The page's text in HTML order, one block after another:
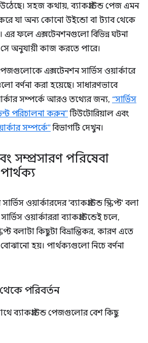
সহজ কথায়, ব্যাকগ্রাউন্ড পেজ এমন
যা অন্য কোনো উইন্ডো বা ট্যাব থেকে
এর ফলে এক্সটেনশনগুলো বিভিন্ন ঘটনা
অনুযায়ী কাজ করতে পারে।
পেজগুলোকে এক্সটেনশন সার্ভিস ওয়ার্কারে
বর্ণনা করা হয়েছে। সাধারণভাবে
সম্পর্কে আরও তথ্যের জন্য, “সার্ভিস
পরিচালনা করুন”টিউটোরিয়াল এবং
সম্পর্কে”বিভাগটি দেখুন।
সম্প্রসারণ পরিষেবা
ওয়ার্কারদের 'ব্যাকগ্রাউন্ড স্ক্রিপ্ট' বলা
ওয়ার্কাররা ব্যাকগ্রাউন্ডেই চলে,
বলাটা কিছুটা বিভ্রান্তিকর, কারণ এতে
হয়। পার্থক্যগুলো নিচে বর্ণনা
পরিবর্তন
ব্যাকগ্রাউন্ড পেজগুলোর বেশ কিছু